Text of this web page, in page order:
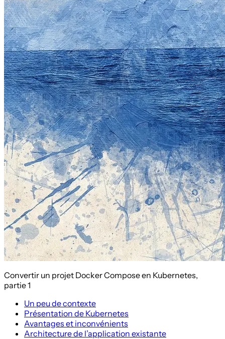
Convertir un projet Docker Compose en Kubernetes,
partie 1
Un peu de contexte
Présentation de Kubernetes
Avantages et inconvénients
Architecture de l’application existante